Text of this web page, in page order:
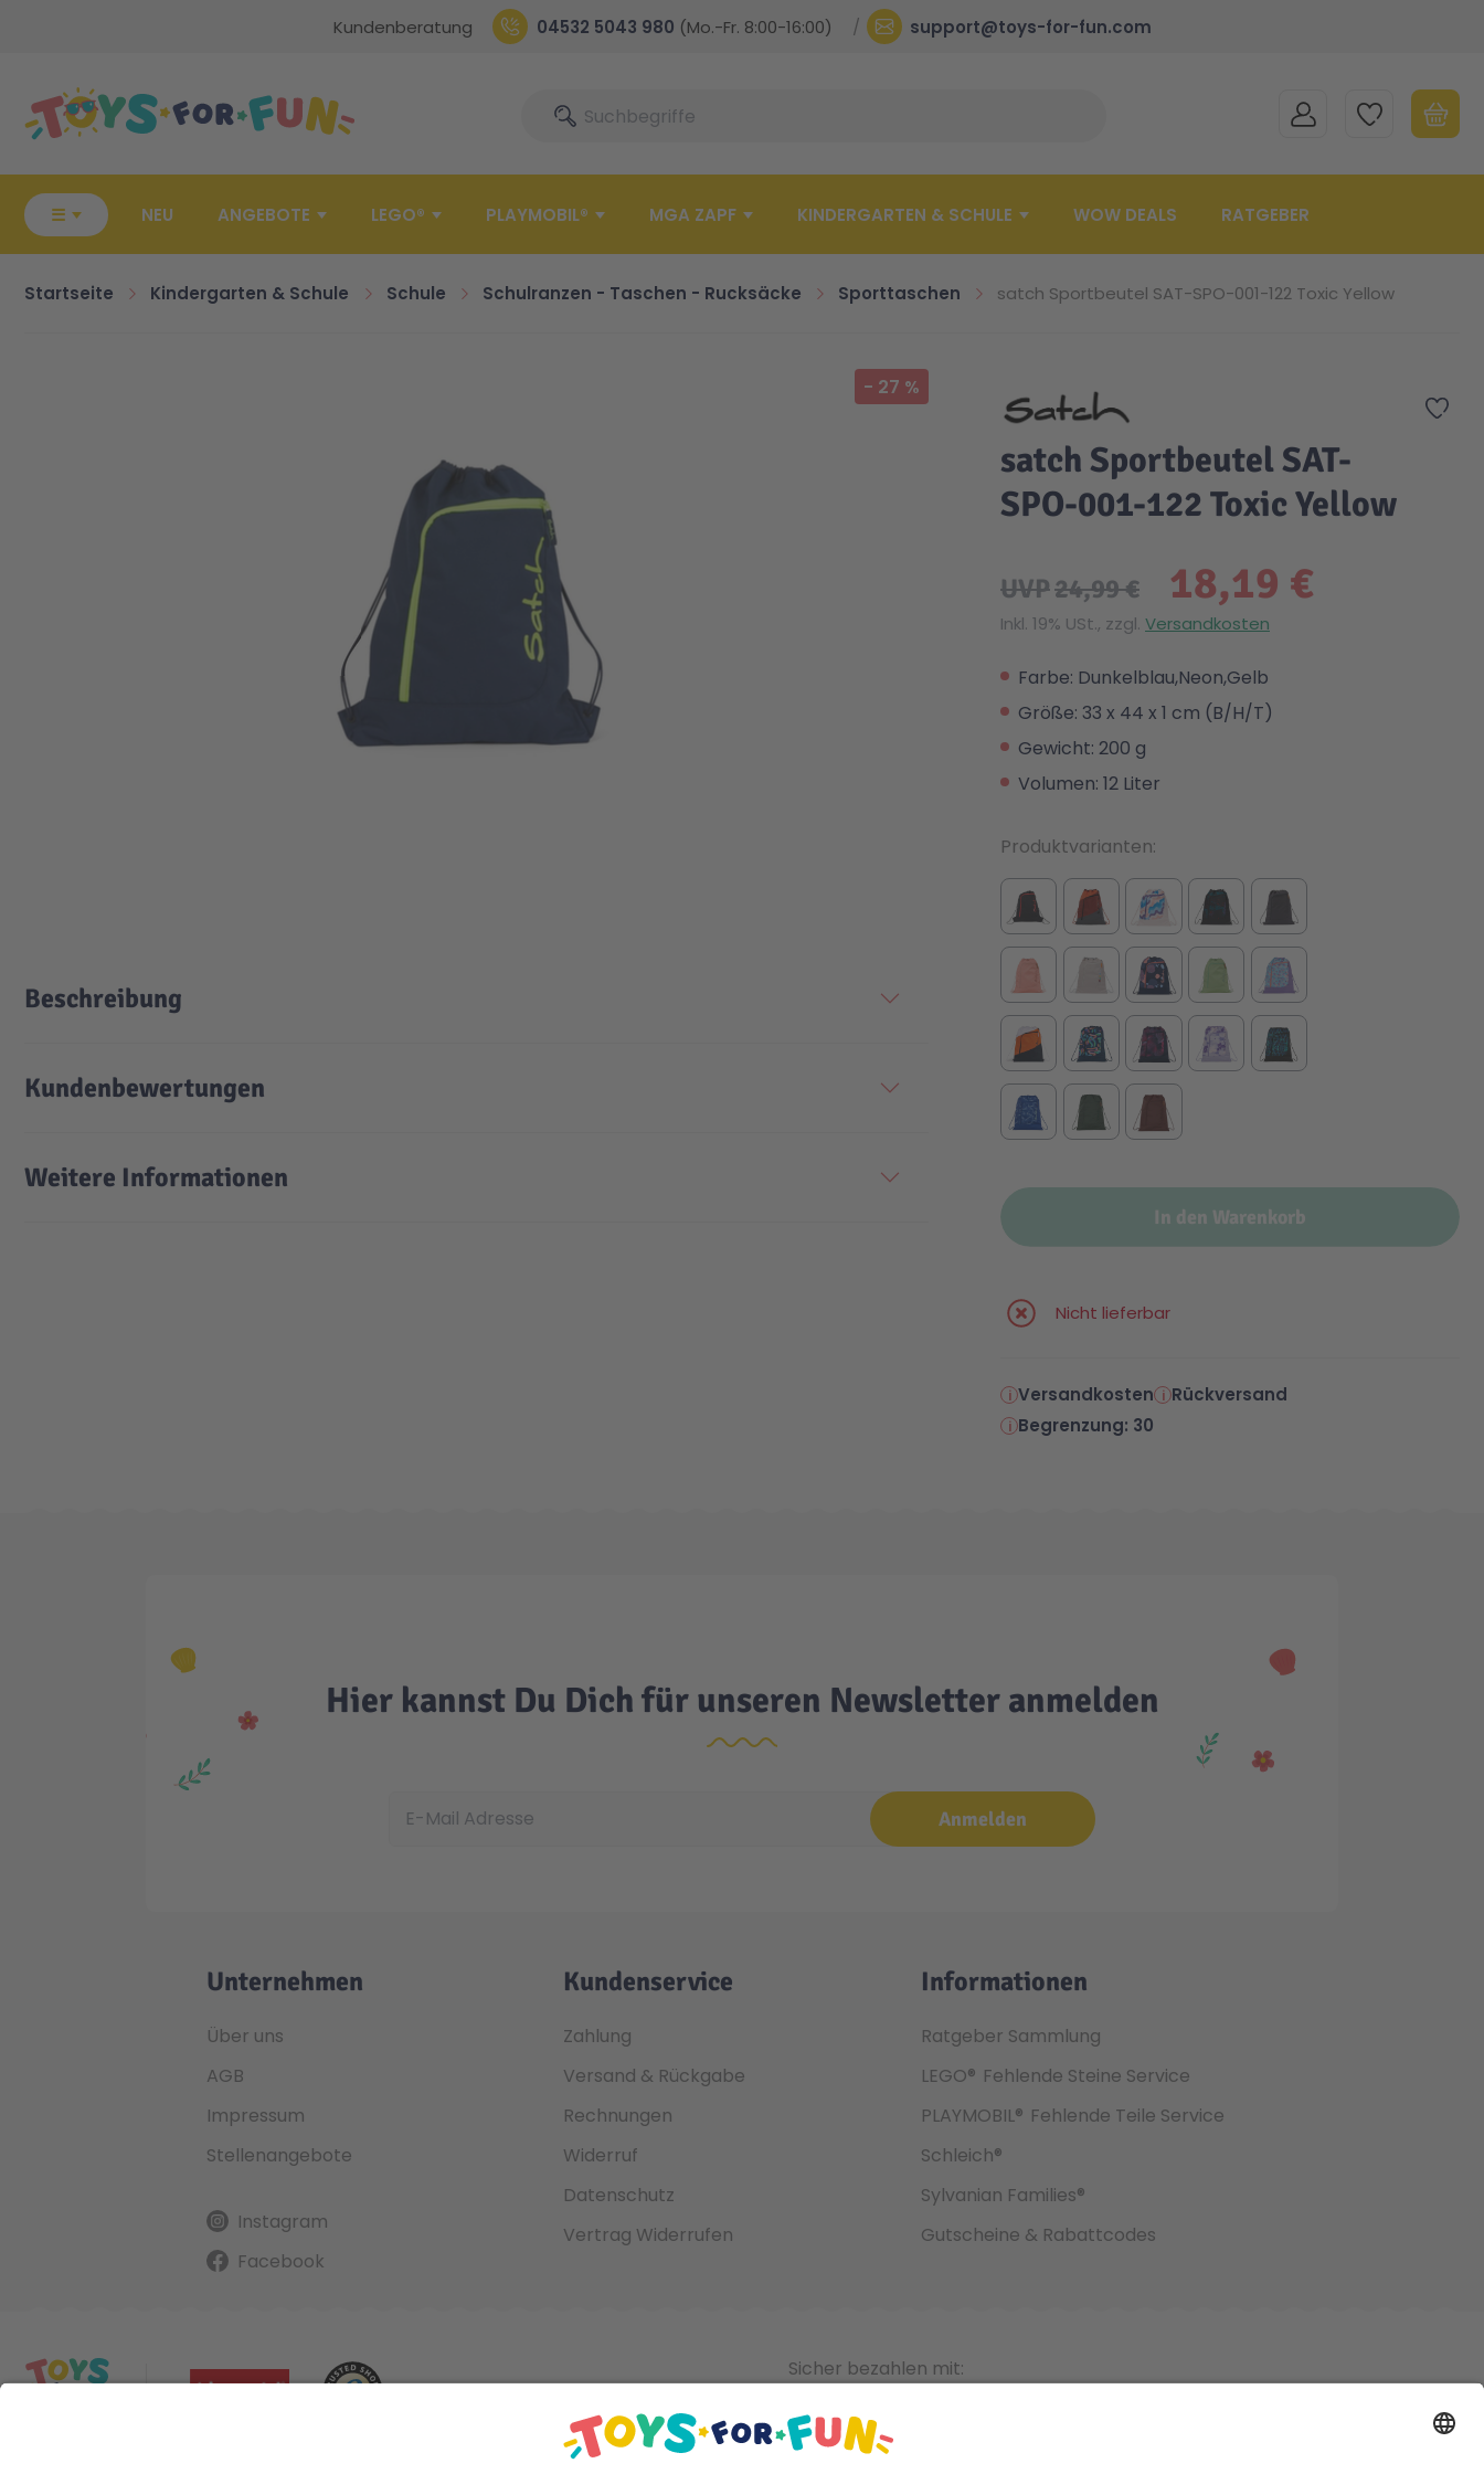
Kundenberatung 04532 5043 980 (Mo.-Fr. 8:00-16:00) support@toys-for-fun.com
SucheSuche MEIN KONTOMEINE WUNSCHLISTE
☰ NEU ANGEBOTE LEGO® PLAYMOBIL® MGA ZAPF KINDERGARTEN & SCHULE WOW DEALS RATGEBER
Startseite Kindergarten & Schule Schule Schulranzen - Taschen - Rucksäcke Sporttaschen satch Sportbeutel SAT-SPO-001-122 Toxic Yellow
- 27 %
Zur
satch Sportbeutel SAT-
SPO-001-122 Toxic Yellow
18,19 €
UVP24,99 €
Inkl. 19% USt., zzgl. Versandkosten
Farbe: Dunkelblau,Neon,Gelb
Größe: 33 x 44 x 1 cm (B/H/T)
Gewicht: 200 g
Volumen: 12 Liter
In den Warenkorb
Nicht lieferbar
Produktvarianten
Versandkosten
Rückversand
Begrenzung: 30
Beschreibung
Kundenbewertungen
Weitere Informationen
Hier kannst Du Dich für unseren Newsletter anmelden
Anmelden
Unternehmen
Über uns
AGB
Impressum
Stellenangebote
Instagram
Facebook
Kundenservice
Zahlung
Versand & Rückgabe
Rechnungen
Widerruf
Datenschutz
Vertrag Widerrufen
Informationen
Ratgeber Sammlung
LEGO® Fehlende Steine Service
PLAYMOBIL® Fehlende Teile Service
Schleich®
Sylvanian Families®
Gutscheine & Rabattcodes
Sicher bezahlen mit: